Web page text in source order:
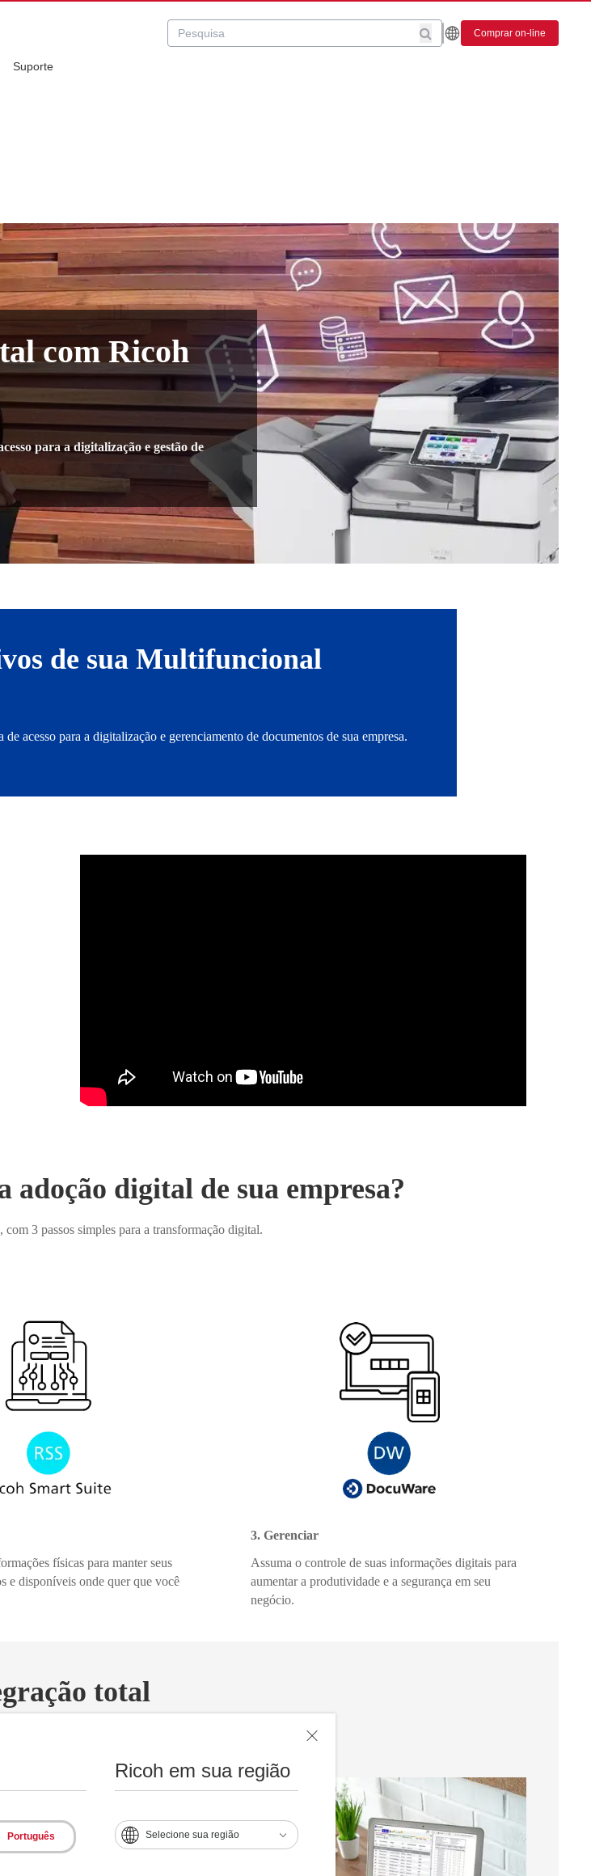
Português
Ricoh em sua região
Selecione sua região
Comprar on-line
Suporte
com Ricoh
para a digitalização e gestão de
de sua Multifuncional
acesso para a digitalização e gerenciamento de documentos de sua empresa.
adoção digital de sua empresa?
3 passos simples para a transformação digital.
físicas para manter seus
e disponíveis onde quer que você
3. Gerenciar
Assuma o controle de suas informações digitais para
aumentar a produtividade e a segurança em seu
negócio.
total